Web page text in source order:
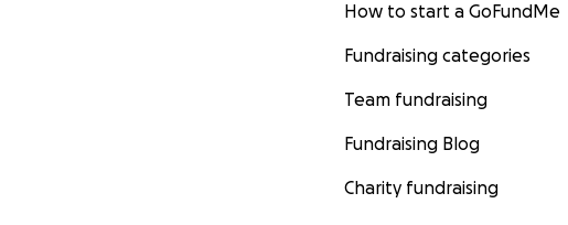
How to start a GoFundMe
Fundraising categories
Team fundraising
Fundraising Blog
Charity fundraising